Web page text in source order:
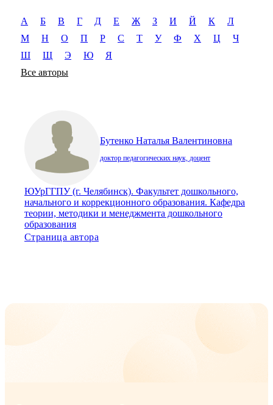
А Б В Г Д Е Ж З И Й К
Л
М
Н О П Р С Т У Ф Х Ц
Ч
Ш
Щ Э Ю
Я
Все авторы
Бутенко Наталья Валентиновна
доктор педагогических наук, доцент
ЮУрГГПУ (г. Челябинск). Факультет дошкольного,
начального и коррекционного образования. Кафедра
теории, методики и менеджмента дошкольного
образования
Страница автора